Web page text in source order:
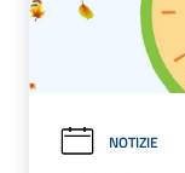
NOTIZIE